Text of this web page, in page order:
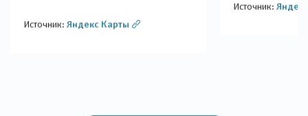
Источник: Яндекс Карты
Источник: